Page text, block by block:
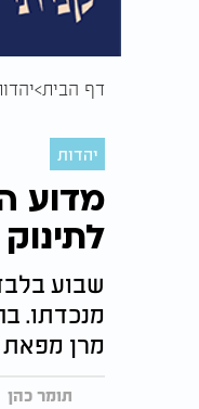
דף הבית
יהדות
מדוע
שבוע
מנכדתו.
מרן
תומר כהן